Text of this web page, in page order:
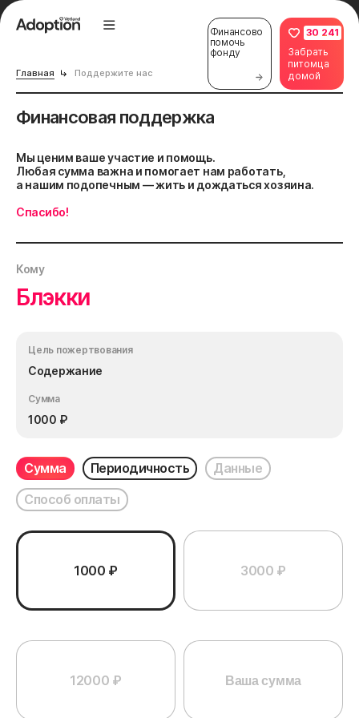
Финансово
помочь
фонду
30 241
Забрать
питомца
домой
Главная Поддержите нас
Финансовая поддержка
Мы ценим ваше участие и помощь.
Любая сумма важна и помогает нам работать,
а нашим подопечным — жить и дождаться хозяина.
Спасибо!
Кому
Блэкки
Цель пожертвования
Содержание
Сумма
1000 ₽
Сумма Периодичность
Данные
Способ оплаты
1000 ₽ 3000 ₽
12000 ₽